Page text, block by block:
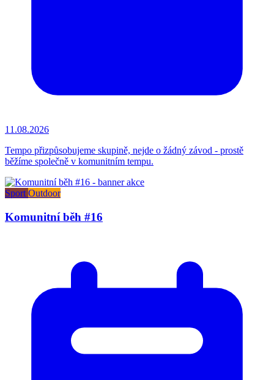
11.08.2026
Tempo přizpůsobujeme skupině, nejde o žádný závod - prostě
běžíme společně v komunitním tempu.
Sport Outdoor
Komunitní běh #16